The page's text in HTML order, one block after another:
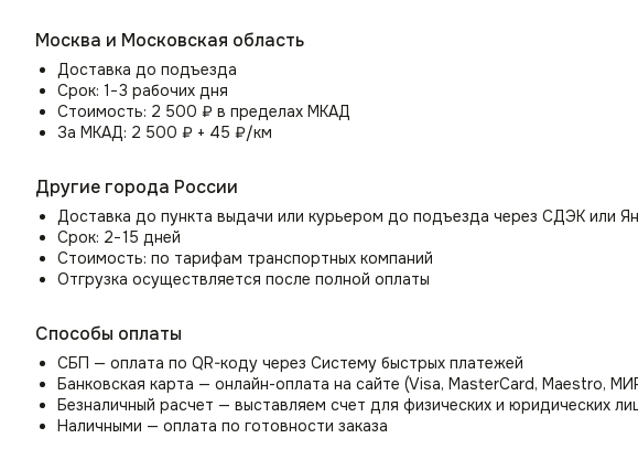
Мягкий стул для дома Boss с эргономической спинкой, обеспечит
часами, сохраняя при этом здоровую осанку. Удобные подлокотники
позволяя вам полностью расслабиться или сосредоточиться на своих
Стул-кресло Boss это качественные и надежные материалы
Роскошная обивка из велюра создает невероятный уют и мягкость.
а также ресторанов и кафе.
Универсальность дизайна в интерьерных решения
Стулья на кухню, кафе, ресторан
Комплект стульев для гостиной или прихожей
Организуйте удобное место для отдыха и бесед с помощью стула в
Мягкие кресла для спальни
Как стулья для спальни могут стать местом для утреннего просмотра
Стул для школьника или студента
Москва и Московская область
Доставка до подъезда
Срок: 1−3 рабочих дня
Стоимость: 2 500 ₽ в пределах МКАД
За МКАД: 2 500 ₽ + 45 ₽/км
Другие города России
Доставка до пункта выдачи или курьером до подъезда через СДЭК или
Срок: 2−15 дней
Стоимость: по тарифам транспортных компаний
Отгрузка осуществляется после полной оплаты
Способы оплаты
СБП — оплата по QR-коду через Систему быстрых платежей
Банковская карта — онлайн-оплата на сайте (Visa, MasterCard, Maestro,
Безналичный расчет — выставляем счет для физических и юридических
Наличными — оплата по готовности заказа